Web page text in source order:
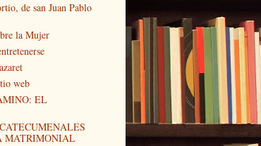
de san Juan Pablo
la Mujer
web
EL
MATRIMONIAL